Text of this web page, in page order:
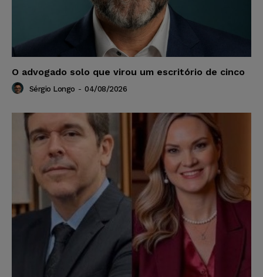
O advogado solo que virou um escritório de cinco
Sérgio Longo - 04/08/2026